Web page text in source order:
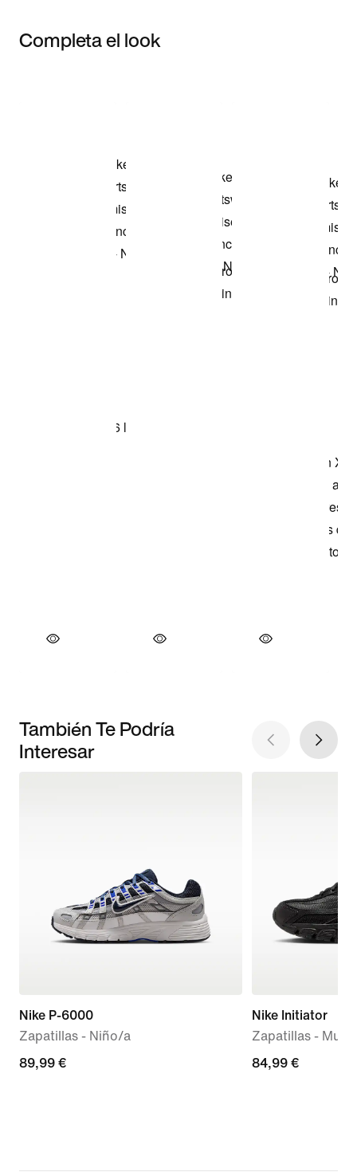
Completa el look
También Te Podría
Interesar
Nike P-6000
Zapatillas - Niño/a
89,99 €
89,99 €
Nike Initiator
Zapatillas - Mujer
84,99 €
84,99 €